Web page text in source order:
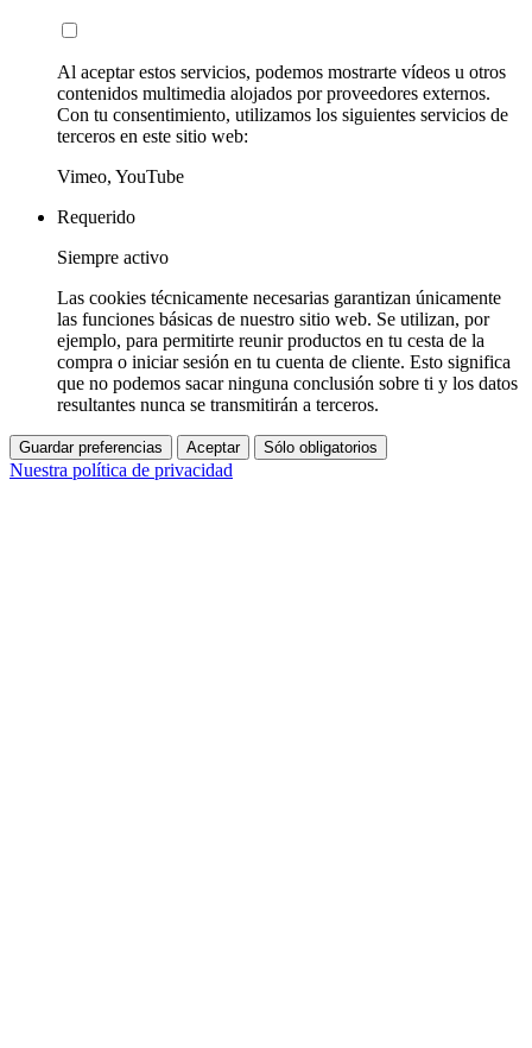
Al aceptar estos servicios, podemos mostrarte vídeos u otros
contenidos multimedia alojados por proveedores externos.
Con tu consentimiento, utilizamos los siguientes servicios de
terceros en este sitio web:
Vimeo, YouTube
Requerido
Siempre activo
Las cookies técnicamente necesarias garantizan únicamente
las funciones básicas de nuestro sitio web. Se utilizan, por
ejemplo, para permitirte reunir productos en tu cesta de la
compra o iniciar sesión en tu cuenta de cliente. Esto significa
que no podemos sacar ninguna conclusión sobre ti y los datos
resultantes nunca se transmitirán a terceros.
Guardar preferencias Aceptar Sólo obligatorios
Nuestra política de privacidad